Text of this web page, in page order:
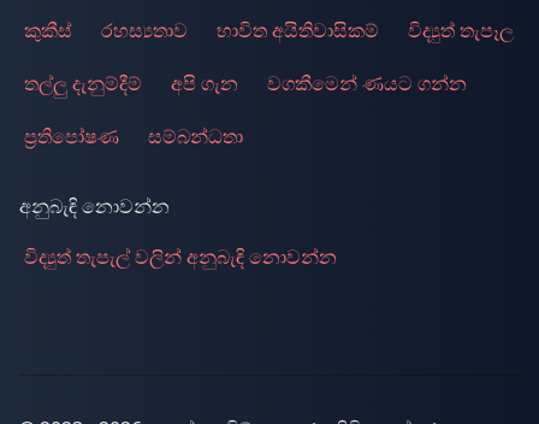
කුකීස්
රහස්‍යතාව භාවිත අයිතිවාසිකම්
විද්‍යුත් තැපෑල
තල්ලු දැනුම්දීම්
අපි ගැන
වගකීමෙන් ණයට ගන්න
ප්‍රතිපෝෂණ
සම්බන්ධතා
අනුබැඳි නොවන්න
විද්‍යුත් තැපැල් වලින් අනුබැඳි නොවන්න